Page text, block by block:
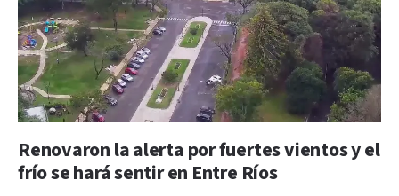
Renovaron la alerta por fuertes vientos y el
frío se hará sentir en Entre Ríos